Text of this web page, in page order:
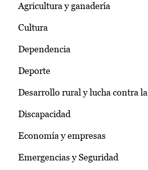
Agricultura y ganadería
Cultura
Dependencia
Deporte
Desarrollo rural y lucha contra
Discapacidad
Economía y empresas
Emergencias y Seguridad